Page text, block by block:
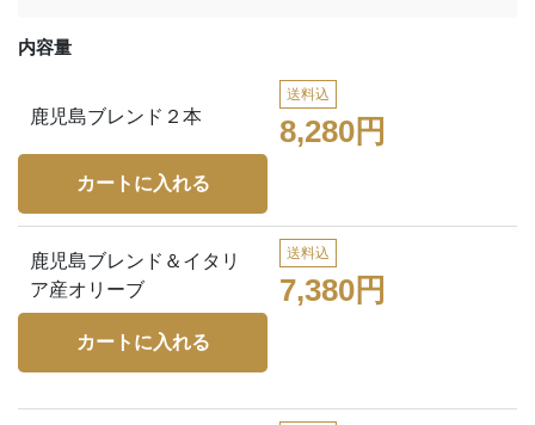
内容量
鹿児島ブレンド２本
送料込
8,280円
鹿児島ブレンド＆イタリ
ア産オリーブ
送料込
7,380円